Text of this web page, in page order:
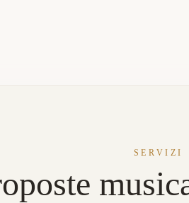
SERVIZI